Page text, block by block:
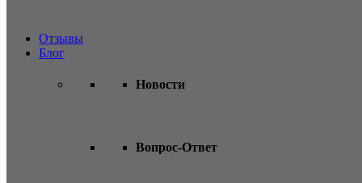
Отзывы
Блог
Новости
Вопрос-Ответ